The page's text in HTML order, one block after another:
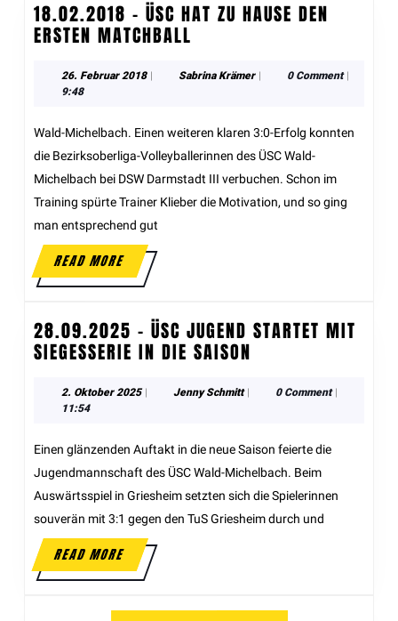
18.02.2018 – ÜSC HAT ZU HAUSE DEN
ERSTEN MATCHBALL
26. Februar 2018 | Sabrina Krämer | 0 Comment |
9:48
Wald-Michelbach. Einen weiteren klaren 3:0-Erfolg konnten
die Bezirksoberliga-Volleyballerinnen des ÜSC Wald-
Michelbach bei DSW Darmstadt III verbuchen. Schon im
Training spürte Trainer Klieber die Motivation, und so ging
man entsprechend gut
READ MORE
28.09.2025 – ÜSC JUGEND STARTET MIT
SIEGESSERIE IN DIE SAISON
2. Oktober 2025 | Jenny Schmitt | 0 Comment |
11:54
Einen glänzenden Auftakt in die neue Saison feierte die
Jugendmannschaft des ÜSC Wald-Michelbach. Beim
Auswärtsspiel in Griesheim setzten sich die Spielerinnen
souverän mit 3:1 gegen den TuS Griesheim durch und
READ MORE